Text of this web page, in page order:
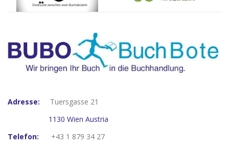
Adresse:
Tuersgasse 21
1130 Wien Austria
Telefon:
+43 1 879 34 27